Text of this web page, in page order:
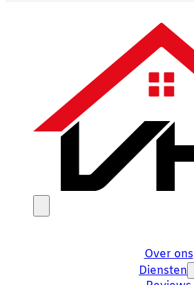
Over ons
Diensten